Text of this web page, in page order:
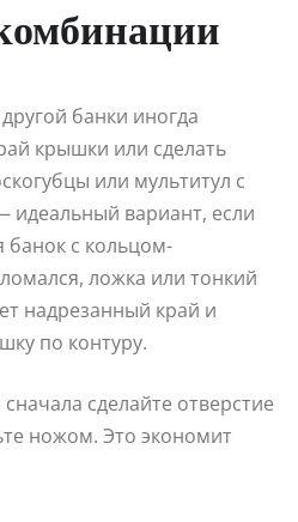
банки иногда
крышки или сделать
или мультитул с
идеальный вариант, если
банок с кольцом-
ложка или тонкий
надрезанный край и
по контуру.
сделайте отверстие
ножом. Это экономит